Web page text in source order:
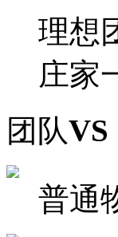
理想
庄家
团队VS
普通